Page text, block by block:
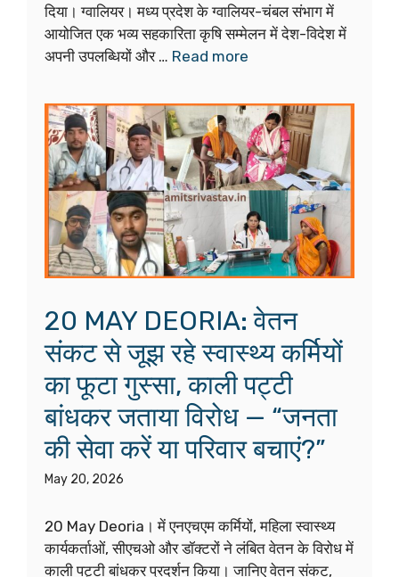
दिया। ग्वालियर। मध्य प्रदेश के ग्वालियर-चंबल संभाग में
आयोजित एक भव्य सहकारिता कृषि सम्मेलन में देश-विदेश में
अपनी उपलब्धियों और … Read more
20 MAY DEORIA: वेतन
संकट से जूझ रहे स्वास्थ्य कर्मियों
का फूटा गुस्सा, काली पट्टी
बांधकर जताया विरोध — “जनता
की सेवा करें या परिवार बचाएं?”
May 20, 2026
20 May Deoria। में एनएचएम कर्मियों, महिला स्वास्थ्य
कार्यकर्ताओं, सीएचओ और डॉक्टरों ने लंबित वेतन के विरोध में
काली पट्टी बांधकर प्रदर्शन किया। जानिए वेतन संकट,